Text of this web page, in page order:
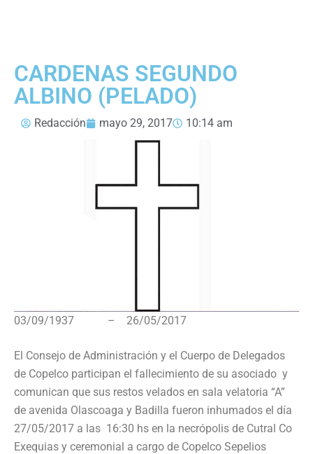
CARDENAS SEGUNDO
ALBINO (PELADO)
Redacción mayo 29, 2017 10:14 am
03/09/1937 – 26/05/2017
El Consejo de Administración y el Cuerpo de Delegados
de Copelco participan el fallecimiento de su asociado y
comunican que sus restos velados en sala velatoria “A”
de avenida Olascoaga y Badilla fueron inhumados el día
27/05/2017 a las 16:30 hs en la necrópolis de Cutral Co
Exequias y ceremonial a cargo de Copelco Sepelios